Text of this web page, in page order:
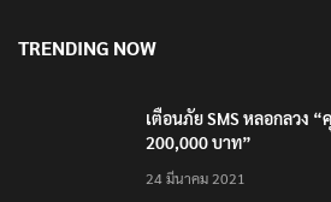
TRENDING NOW
เตือนภัย SMS หลอกลวง
200,000 บาท”
24 มีนาคม 2021